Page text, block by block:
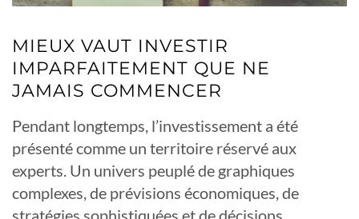
MIEUX VAUT INVESTIR
IMPARFAITEMENT QUE NE
JAMAIS COMMENCER
Pendant longtemps, l’investissement a été
présenté comme un territoire réservé aux
experts. Un univers peuplé de graphiques
complexes, de prévisions économiques, de
stratégies sophistiquées et de décisions